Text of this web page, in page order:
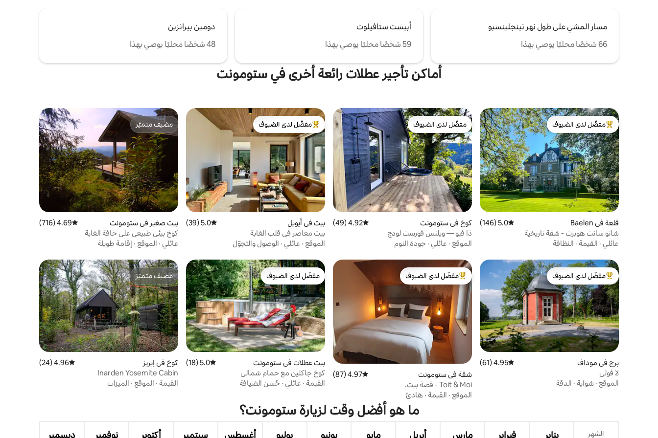
مسار المشي على طول نهر نينجلينسبو
66 شخصًا محليًا يوصي بهذا
أبيست ستافيلوت
59 شخصًا محليًا يوصي بهذا
دومين بيرانزين
48 شخصًا محليًا يوصي بهذا
أماكن تأجير عطلات رائعة أخرى في ستومونت
من أبرز البيوت المفضّلة لدى الضيوف
مفضّل لدى الضيوف
قلعة في Baelen متوسط التقييم 5.0 من 5، 146 مراجعات
5.0 (146)
شاتو سانت هوبرت - شقة تاريخية
عائلي · القيمة · النظافة
مفضّل لدى الضيوف
مفضّل لدى الضيوف
كوخ في ستومونت متوسط التقييم 4.92 من 5، 49 مراجعات
4.92 (49)
ذا فيو — ويلنس فورست لودج
الموقع · عائلي · جودة النوم
من أبرز البيوت المفضّلة لدى الضيوف
مفضّل لدى الضيوف
بيت في أيويل متوسط التقييم 5.0 من 5، 39 مراجعات
5.0 (39)
بيت معاصر في قلب الغابة
الموقع · عائلي · الوصول والتجوّل
مضيف متميّز
مضيف متميّز
بيت صغير في ستومونت متوسط التقييم 4.69 من 5، 716 مراجعات
4.69 (716)
كوخ بيئي طبيعي على حافة الغابة
عائلي · الموقع · إقامة طويلة
من أبرز البيوت المفضّلة لدى الضيوف
مفضّل لدى الضيوف
برج في موداف متوسط التقييم 4.95 من 5، 61 مراجعات
4.95 (61)
لا فولي
الموقع · شواية · الدقة
من أبرز البيوت المفضّلة لدى الضيوف
مفضّل لدى الضيوف
شقة في ستومونت متوسط التقييم 4.97 من 5، 87 مراجعات
4.97 (87)
Toit & Moi - قصة بيت.
الموقع · القيمة · هادئ
مفضّل لدى الضيوف
مفضّل لدى الضيوف
بيت عطلات في ستومونت متوسط التقييم 5.0 من 5، 18 مراجعات
5.0 (18)
كوخ جاكلين مع حمام شمالي
القيمة · عائلي · حُسن الضيافة
مضيف متميّز
مضيف متميّز
كوخ في إيريز متوسط التقييم 4.96 من 5، 24 مراجعات
4.96 (24)
Inarden Yosemite Cabin
القيمة · الموقع · الميزات
ما هو أفضل وقت لزيارة ستومونت؟
الشهر يناير فبراير مارس أبريل مايو يونيو يوليو أغسطس سبتمبر أكتوبر نوفمبر ديسمبر